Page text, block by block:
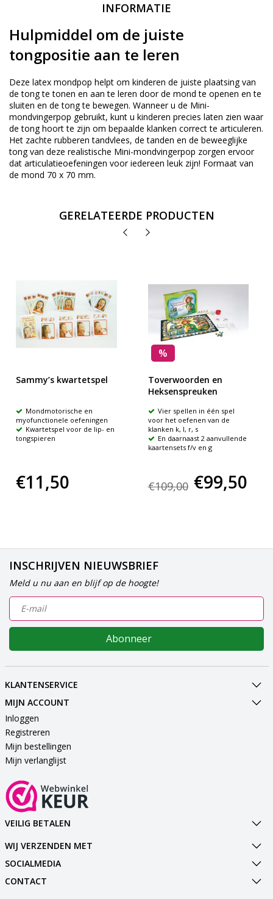
INFORMATIE
Hulpmiddel om de juiste
tongpositie aan te leren
Deze latex mondpop helpt om kinderen de juiste plaatsing van
de tong te tonen en aan te leren door de mond te openen en te
sluiten en de tong te bewegen. Wanneer u de Mini-
mondvingerpop gebruikt, kunt u kinderen precies laten zien waar
de tong hoort te zijn om bepaalde klanken correct te articuleren.
Het zachte rubberen tandvlees, de tanden en de beweeglijke
tong van deze realistische Mini-mondvingerpop zorgen ervoor
dat articulatieoefeningen voor iedereen leuk zijn! Formaat van
de mond 70 x 70 mm.
GERELATEERDE PRODUCTEN
Sammy’s kwartetspel
Mondmotorische en
myofunctionele oefeningen
Kwartetspel voor de lip- en
tongspieren
€11,50
%
Toverwoorden en
Heksenspreuken
Vier spellen in één spel
voor het oefenen van de
klanken k, l, r, s
En daarnaast 2 aanvullende
kaartensets f/v en g
€109,00 €99,50
INSCHRIJVEN NIEUWSBRIEF
Meld u nu aan en blijf op de hoogte!
Abonneer
KLANTENSERVICE
MIJN ACCOUNT
Inloggen
Registreren
Mijn bestellingen
Mijn verlanglijst
VEILIG BETALEN
WIJ VERZENDEN MET
SOCIALMEDIA
CONTACT